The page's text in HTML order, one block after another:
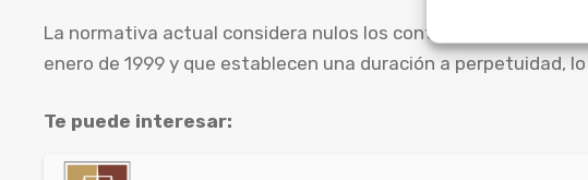
La normativa actual considera nulos los contratos de
enero de 1999 y que establecen una duración a perpetuidad,
Te puede interesar: